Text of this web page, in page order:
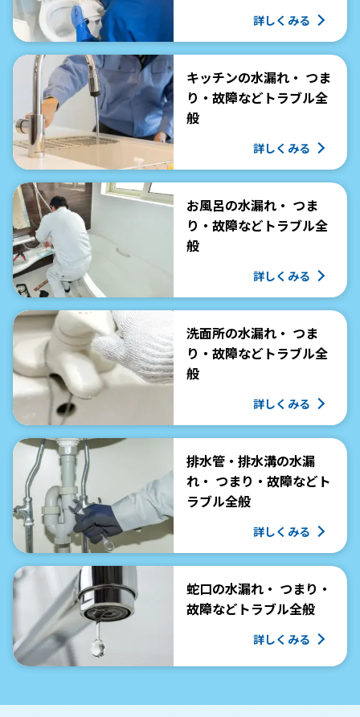
詳しくみる
キッチンの水漏れ・ つま
り・故障などトラブル全
般
詳しくみる
お風呂の水漏れ・ つま
り・故障などトラブル全
般
詳しくみる
洗面所の水漏れ・ つま
り・故障などトラブル全
般
詳しくみる
排水管・排水溝の水漏
れ・ つまり・故障などト
ラブル全般
詳しくみる
蛇口の水漏れ・ つまり・
故障などトラブル全般
詳しくみる